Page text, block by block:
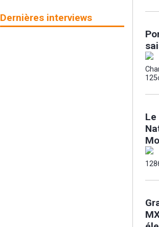
Dernières interviews